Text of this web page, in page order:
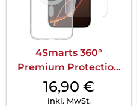
4Smarts 360°
Premium Protection
Set für Apple iPhone
17e/16e MagSafe-
16,90 €
inkl. MwSt.